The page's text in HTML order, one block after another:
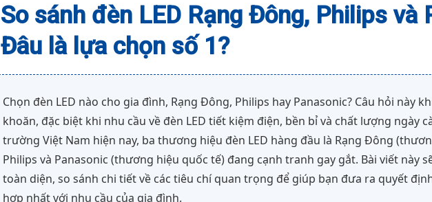
So sánh đèn LED Rạng Đông, Philips và
Đâu là lựa chọn số 1?
Chọn đèn LED nào cho gia đình, Rạng Đông, Philips hay Panasonic? Câu hỏi này
khoăn, đặc biệt khi nhu cầu về đèn LED tiết kiệm điện, bền bỉ và chất lượng ngày
trường Việt Nam hiện nay, ba thương hiệu đèn LED hàng đầu là Rạng Đông
Philips và Panasonic (thương hiệu quốc tế) đang cạnh tranh gay gắt. Bài viết này
toàn diện, so sánh chi tiết về các tiêu chí quan trọng để giúp bạn đưa ra quyết
hợp nhất với nhu cầu của gia đình.